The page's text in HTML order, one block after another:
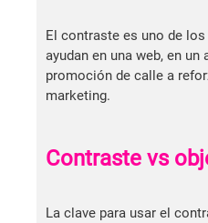
El contraste es uno de
ayudan en una web, en
promoción de calle a
marketing.
Contraste vs
La clave para usar el